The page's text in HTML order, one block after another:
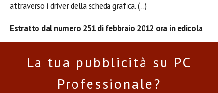
attraverso i driver della scheda grafica. (…)
Estratto dal numero 251 di febbraio 2012 ora in edicola
La tua pubblicità su PC
Professionale?